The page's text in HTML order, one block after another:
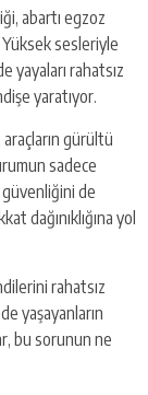
abartı egzoz
Yüksek sesleriyle
yayaları rahatsız
yaratıyor.
gürültü
sadece
güvenliğini de
dağınıklığına yol
rahatsız
yaşayanların
bu sorunun ne